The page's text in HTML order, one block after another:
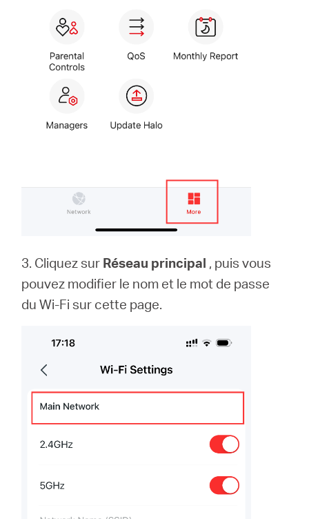
3. Cliquez sur Réseau principal , puis vous
pouvez modifier le nom et le mot de passe
du Wi-Fi sur cette page.